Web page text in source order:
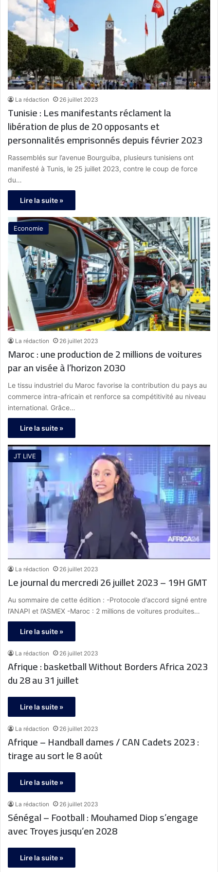
La rédaction 26 juillet 2023
Tunisie : Les manifestants réclament la
libération de plus de 20 opposants et
personnalités emprisonnés depuis février 2023
Rassemblés sur l’avenue Bourguiba, plusieurs tunisiens ont
manifesté à Tunis, le 25 juillet 2023, contre le coup de force
du…
Lire la suite »
Economie
La rédaction 26 juillet 2023
Maroc : une production de 2 millions de voitures
par an visée à l’horizon 2030
Le tissu industriel du Maroc favorise la contribution du pays au
commerce intra-africain et renforce sa compétitivité au niveau
international. Grâce…
Lire la suite »
JT LIVE
La rédaction 26 juillet 2023
Le journal du mercredi 26 juillet 2023 – 19H GMT
Au sommaire de cette édition : -Protocole d’accord signé entre
l’ANAPI et l’ASMEX -Maroc : 2 millions de voitures produites…
Lire la suite »
La rédaction 26 juillet 2023
Afrique : basketball Without Borders Africa 2023
du 28 au 31 juillet
Lire la suite »
La rédaction 26 juillet 2023
Afrique – Handball dames / CAN Cadets 2023 :
tirage au sort le 8 août
Lire la suite »
La rédaction 26 juillet 2023
Sénégal – Football : Mouhamed Diop s’engage
avec Troyes jusqu’en 2028
Lire la suite »